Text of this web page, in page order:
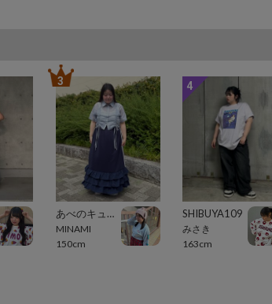
あべのキューズモール（109ABENO）
MINAMI
150cm
3
SHIBUYA109
みさき
163cm
4